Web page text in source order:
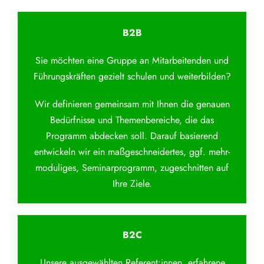
B2B
Sie möchten eine Gruppe an Mitarbeitenden und
Führungskräften gezielt schulen und weiterbilden?
Wir definieren gemeinsam mit Ihnen die genauen
Bedürfnisse und Themenbereiche, die das
Programm abdecken soll. Darauf basierend
entwickeln wir ein maßgeschneidertes, ggf. mehr-
moduliges, Seminarprogramm, zugeschnitten auf
Ihre Ziele.
B2C